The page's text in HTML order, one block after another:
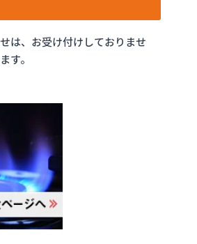
は、お受け付けしておりませ
す。